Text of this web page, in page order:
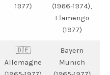
1977)
(1966-1974),
Flamengo
(1977)
🇩🇪
Allemagne
Bayern
Munich